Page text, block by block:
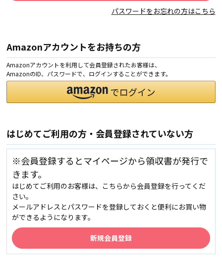
パスワードをお忘れの方はこちら
Amazonアカウントをお持ちの方
Amazonアカウントを利用して会員登録されたお客様は、
AmazonのID、パスワードで、ログインすることができます。
はじめてご利用の方・会員登録されていない方
※会員登録するとマイページから領収書が発行で
きます。
はじめてご利用のお客様は、こちらから会員登録を行ってくだ
さい。
メールアドレスとパスワードを登録しておくと便利にお買い物
ができるようになります。